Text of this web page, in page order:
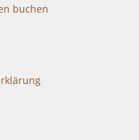
buchen